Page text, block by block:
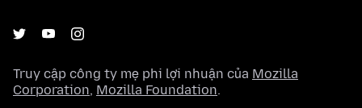
Truy cập công ty mẹ phi lợi nhuận của Mozilla
Corporation, Mozilla Foundation.